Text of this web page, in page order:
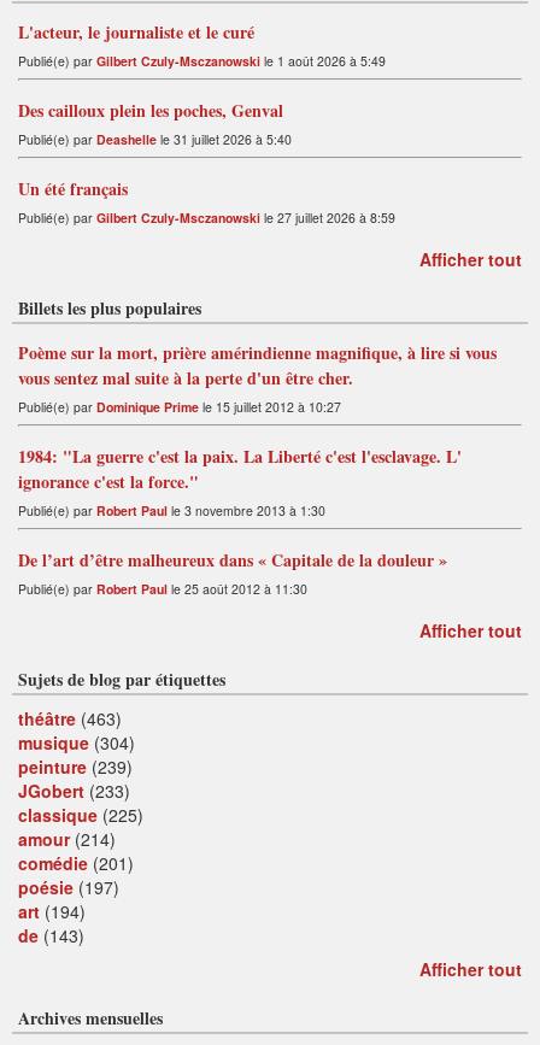
L'acteur, le journaliste et le curé
Publié(e) par Gilbert Czuly-Msczanowski le 1 août 2026 à 5:49
Des cailloux plein les poches, Genval
Publié(e) par Deashelle le 31 juillet 2026 à 5:40
Un été français
Publié(e) par Gilbert Czuly-Msczanowski le 27 juillet 2026 à 8:59
Afficher tout
Billets les plus populaires
Poème sur la mort, prière amérindienne magnifique, à lire si vous
vous sentez mal suite à la perte d'un être cher.
Publié(e) par Dominique Prime le 15 juillet 2012 à 10:27
1984: "La guerre c'est la paix. La Liberté c'est l'esclavage. L'
ignorance c'est la force."
Publié(e) par Robert Paul le 3 novembre 2013 à 1:30
De l’art d’être malheureux dans « Capitale de la douleur »
Publié(e) par Robert Paul le 25 août 2012 à 11:30
Afficher tout
Sujets de blog par étiquettes
théâtre (463)
musique (304)
peinture (239)
JGobert (233)
classique (225)
amour(214)
comédie (201)
poésie (197)
art (194)
de (143)
Afficher tout
Archives mensuelles